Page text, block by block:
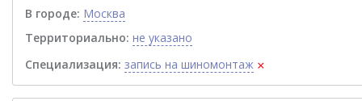
В городе: Москва
Территориально: не указано
Специализация: запись на шиномонтаж ×